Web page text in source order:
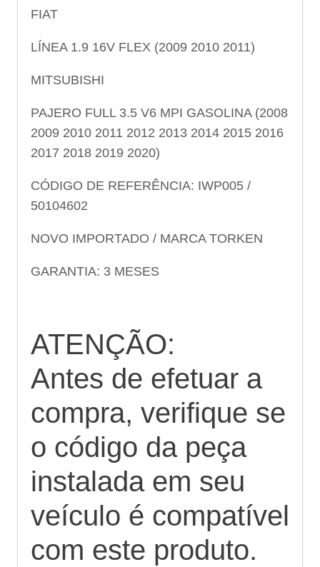
FIAT
LÍNEA 1.9 16V FLEX (2009 2010 2011)
MITSUBISHI
PAJERO FULL 3.5 V6 MPI GASOLINA (2008
2009 2010 2011 2012 2013 2014 2015 2016
2017 2018 2019 2020)
CÓDIGO DE REFERÊNCIA: IWP005 /
50104602
NOVO IMPORTADO / MARCA TORKEN
GARANTIA: 3 MESES
ATENÇÃO:
Antes de efetuar a
compra, verifique se
o código da peça
instalada em seu
veículo é compatível
com este produto.